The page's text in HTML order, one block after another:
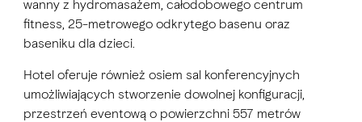
wanny z hydromasażem, całodobowego centrum
fitness, 25-metrowego odkrytego basenu oraz
baseniku dla dzieci.
Hotel oferuje również osiem sal konferencyjnych
umożliwiających stworzenie dowolnej konfiguracji,
przestrzeń eventową o powierzchni 557 metrów